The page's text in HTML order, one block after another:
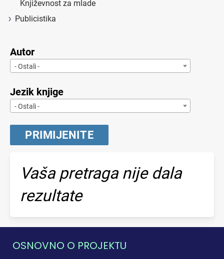
Književnost za mlade
Publicistika
Autor
- Ostali -
Jezik knjige
- Ostali -
Vaša pretraga nije dala
rezultate
OSNOVNO O PROJEKTU